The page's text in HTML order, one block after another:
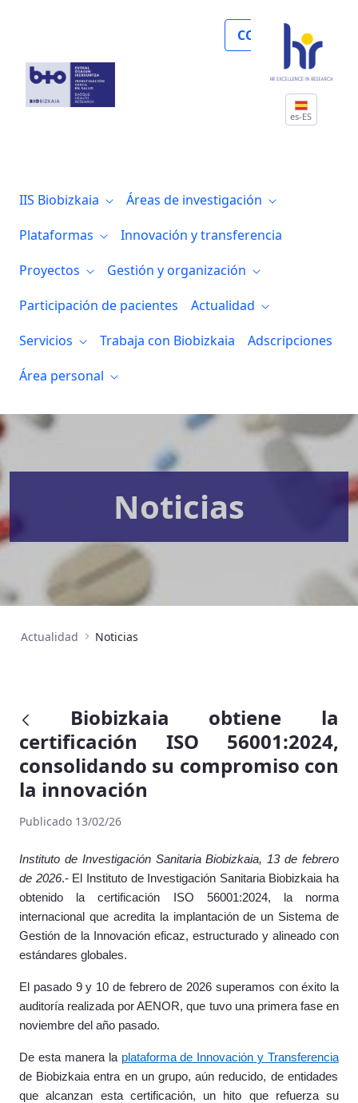
COLABORA
es-ES
IIS Biobizkaia
Áreas de investigación
Plataformas
Innovación y transferencia
Proyectos
Gestión y organización
Participación de pacientes
Actualidad
Servicios
Trabaja con Biobizkaia
Adscripciones
Área personal
Noticias
Actualidad Noticias
Biobizkaia obtiene la
certificación ISO 56001:2024,
consolidando su compromiso con
la innovación
Publicado 13/02/26
Instituto de Investigación Sanitaria Biobizkaia, 13 de febrero
de 2026.- El Instituto de Investigación Sanitaria Biobizkaia ha
obtenido la certificación ISO 56001:2024, la norma
internacional que acredita la implantación de un Sistema de
Gestión de la Innovación eficaz, estructurado y alineado con
estándares globales.
El pasado 9 y 10 de febrero de 2026 superamos con éxito la
auditoría realizada por AENOR, que tuvo una primera fase en
noviembre del año pasado.
De esta manera la plataforma de Innovación y Transferencia
de Biobizkaia entra en un grupo, aún reducido, de entidades
que alcanzan esta certificación, un hito que refuerza su